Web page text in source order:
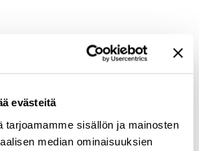
evästeitä
tarjoamamme sisällön ja mainosten
median ominaisuuksien